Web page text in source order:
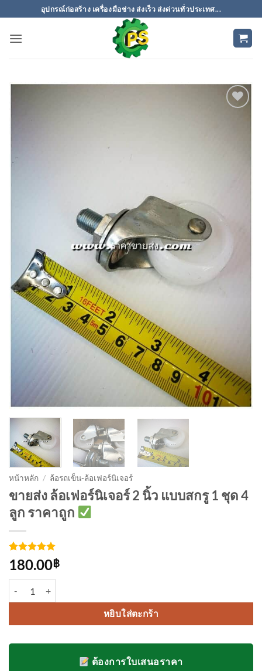
ไป
อุปกรณ์ก่อสร้าง เครื่องมือช่าง ส่งเร็ว ส่งด่วนทั่วประเทศ...
หน้าหลัก / ล้อรถเข็น-ล้อเฟอร์นิเจอร์
ขายส่ง ล้อเฟอร์นิเจอร์ 2 นิ้ว แบบสกรู 1 ชุด 4
ลูก ราคาถูก
ให้คะแนน
5จาก 5
คะแนนเต็ม
3
การให้
คะแนน
180.00฿
หยิบใส่ตะกร้า
ต้องการใบเสนอราคา